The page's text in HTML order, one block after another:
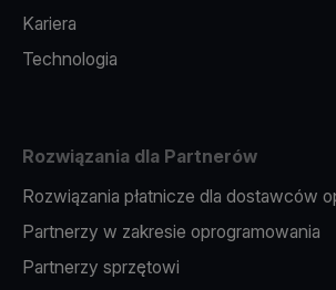
Kariera
Technologia
Rozwiązania dla Partnerów
Rozwiązania płatnicze dla dostawców
Partnerzy w zakresie oprogramowania
Partnerzy sprzętowi